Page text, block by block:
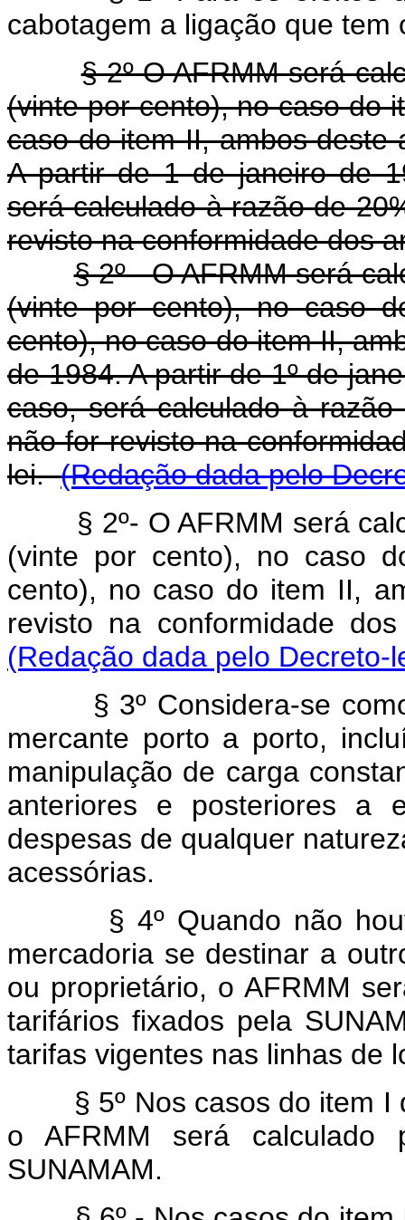
cabotagem a ligação que
§ 2º O AFRMM será
(vinte por cento), no caso do
caso do item II, ambos deste
A partir de 1 de janeiro de
será calculado à razão de
revisto na conformidade dos
§ 2º - O AFRMM será
(vinte por cento), no caso
cento), no caso do item II,
de 1984. A partir de 1º de
caso, será calculado à
não for revisto na
lei.(Redação dada pelo
§ 2º- O AFRMM será
(vinte por cento), no caso
cento), no caso do item II,
revisto na conformidade
(Redação dada pelo Decreto-
§ 3º Considera-se como
mercante porto a porto,
manipulação de carga
anteriores e posteriores a
despesas de qualquer
acessórias.
§ 4º Quando não
mercadoria se destinar a
ou proprietário, o AFRMM
tarifários fixados pela
tarifas vigentes nas linhas de
§ 5º Nos casos do item I
o AFRMM será calculado
SUNAMAM.